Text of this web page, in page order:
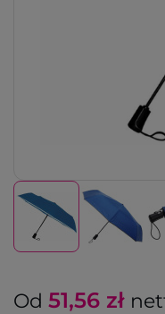
Od 51,56 zł